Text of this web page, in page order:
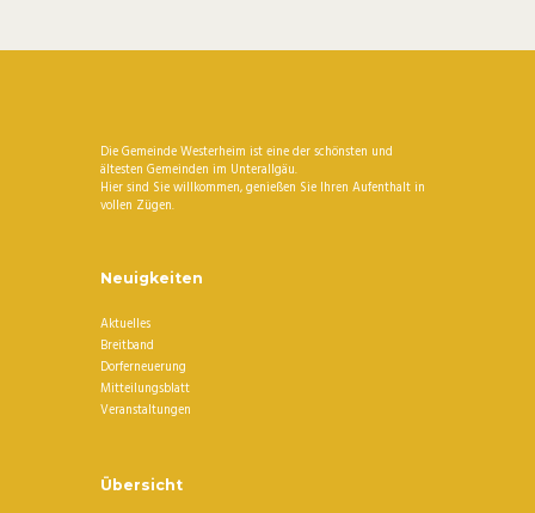
Die Gemeinde Westerheim ist eine der schönsten und
ältesten Gemeinden im Unterallgäu.
Hier sind Sie willkommen, genießen Sie Ihren Aufenthalt in
vollen Zügen.
Neuigkeiten
Aktuelles
Breitband
Dorferneuerung
Mitteilungsblatt
Veranstaltungen
Übersicht